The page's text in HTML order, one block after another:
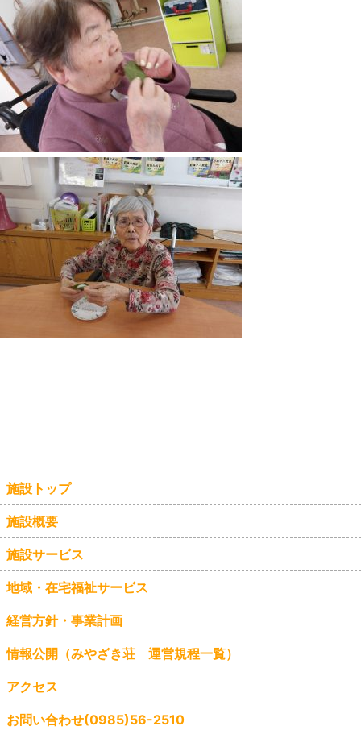
施設トップ
施設概要
施設サービス
地域・在宅福祉サービス
経営方針・事業計画
情報公開（みやざき荘 運営規程一覧）
アクセス
お問い合わせ(0985)56-2510